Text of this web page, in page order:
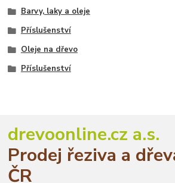
Barvy, laky a oleje
Příslušenství
Oleje na dřevo
Příslušenství
drevoonline.cz a.s.
Prodej řeziva a
ČR